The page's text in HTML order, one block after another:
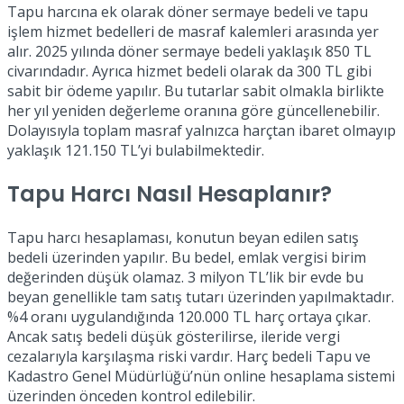
Tapu harcına ek olarak döner sermaye bedeli ve tapu
işlem hizmet bedelleri de masraf kalemleri arasında yer
alır. 2025 yılında döner sermaye bedeli yaklaşık 850 TL
civarındadır. Ayrıca hizmet bedeli olarak da 300 TL gibi
sabit bir ödeme yapılır. Bu tutarlar sabit olmakla birlikte
her yıl yeniden değerleme oranına göre güncellenebilir.
Dolayısıyla toplam masraf yalnızca harçtan ibaret olmayıp
yaklaşık 121.150 TL’yi bulabilmektedir.
Tapu Harcı Nasıl Hesaplanır?
Tapu harcı hesaplaması, konutun beyan edilen satış
bedeli üzerinden yapılır. Bu bedel, emlak vergisi birim
değerinden düşük olamaz. 3 milyon TL’lik bir evde bu
beyan genellikle tam satış tutarı üzerinden yapılmaktadır.
%4 oranı uygulandığında 120.000 TL harç ortaya çıkar.
Ancak satış bedeli düşük gösterilirse, ileride vergi
cezalarıyla karşılaşma riski vardır. Harç bedeli Tapu ve
Kadastro Genel Müdürlüğü’nün online hesaplama sistemi
üzerinden önceden kontrol edilebilir.